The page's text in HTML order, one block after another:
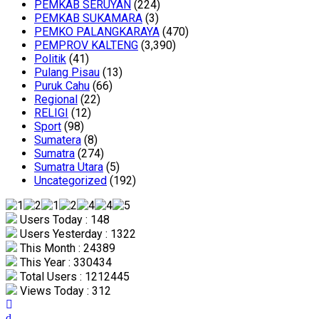
PEMKAB SERUYAN (224)
PEMKAB SUKAMARA (3)
PEMKO PALANGKARAYA (470)
PEMPROV KALTENG (3,390)
Politik (41)
Pulang Pisau (13)
Puruk Cahu (66)
Regional (22)
RELIGI (12)
Sport (98)
Sumatera (8)
Sumatra (274)
Sumatra Utara (5)
Uncategorized (192)
Users Today : 148
Users Yesterday : 1322
This Month : 24389
This Year : 330434
Total Users : 1212445
Views Today : 312